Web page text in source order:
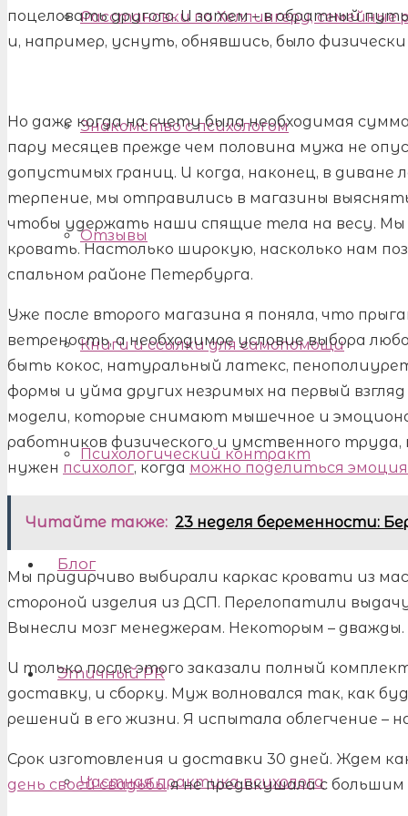
Расстановки по Хеллингеру, семейные
Знакомство с психологом
Отзывы
Книги и ссылки для самопомощи
Психологический контракт
Блог
Этичный PR
Частная практика психолога
поцеловать другого. И затем – в обратный
и, например, уснуть, обнявшись, было
Но даже когда на счету была необходимая
пару месяцев прежде чем половина мужа не
допустимых границ. И когда, наконец, в диване
терпение, мы отправились в магазины
чтобы удержать наши спящие тела на весу.
кровать. Настолько широкую, насколько нам
спальном районе Петербурга.
Уже после второго магазина я поняла, что
ветреность, а необходимое условие выбора
быть кокос, натуральный латекс,
формы и уйма других незримых на первый
модели, которые снимают мышечное и
работников физического и умственного
нужен психолог, когда можно поделиться
Читайте также: 23 неделя беременности:
Мы придирчиво выбирали каркас кровати из
стороной изделия из ДСП. Перелопатили
Вынесли мозг менеджерам. Некоторым – дважды.
И только после этого заказали полный
доставку, и сборку. Муж волновался так, как
решений в его жизни. Я испытала облегчение –
Срок изготовления и доставки 30 дней. Ждем
день своей свадьбыя не предвкушала с